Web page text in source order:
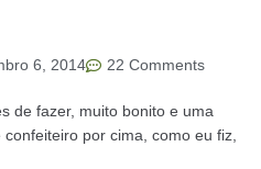
6, 2014 22 Comments
de fazer, muito bonito e uma
por cima, como eu fiz,